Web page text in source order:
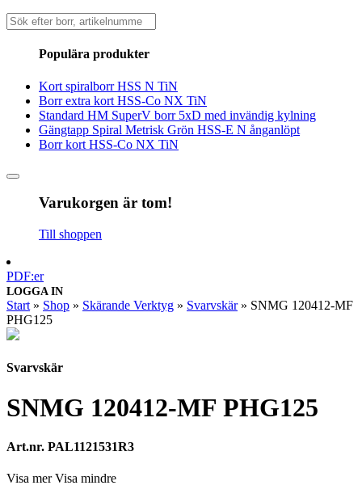
Sök
efter:
Populära produkter
Kort spiralborr HSS N TiN
Borr extra kort HSS-Co NX TiN
Standard HM SuperV borr 5xD med invändig kylning
Gängtapp Spiral Metrisk Grön HSS-E N ånganlöpt
Borr kort HSS-Co NX TiN
Varukorgen är tom!
Till shoppen
PDF:er
LOGGA IN
Start » Shop » Skärande Verktyg » Svarvskär» SNMG 120412-MF
PHG125
Svarvskär
SNMG 120412-MF PHG125
Art.nr. PAL1121531R3
Visa mer Visa mindre